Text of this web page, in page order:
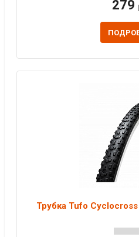
279
Трубка Tufo